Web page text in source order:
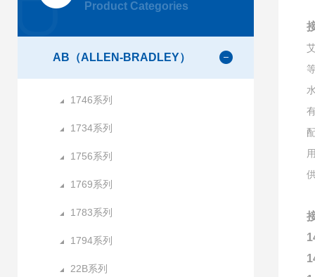
Product Categories
AB（ALLEN-BRADLEY）
1746系列
1734系列
1756系列
1769系列
1783系列
1794系列
22B系列